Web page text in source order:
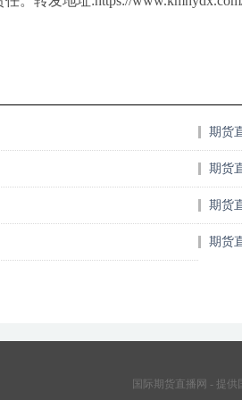
期货
期货
期货
期货
国际期货直播网 - 提